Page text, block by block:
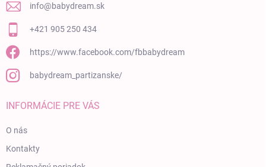
info@babydream.sk
+421 905 250 434
https://www.facebook.com/fbbabydream
babydream_partizanske/
INFORMÁCIE PRE VÁS
O nás
Kontakty